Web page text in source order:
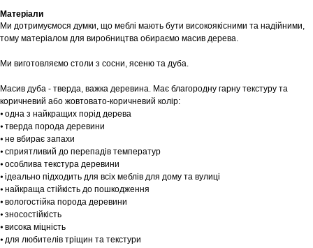
Матеріали
Ми дотримуємося думки, що меблі мають бути високоякісними та надійними,
тому матеріалом для виробництва обираємо масив дерева.
Ми виготовляємо столи з сосни, ясеню та дуба.
Масив дуба - тверда, важка деревина. Має благородну гарну текстуру та
коричневий або жовтовато-коричневий колір:
⦁ одна з найкращих порід дерева
⦁ тверда порода деревини
⦁ не вбирає запахи
⦁ сприятливий до перепадів температур
⦁ особлива текстура деревини
⦁ ідеально підходить для всіх меблів для дому та вулиці
⦁ найкраща стійкість до пошкодження
⦁ вологостійка порода деревини
⦁ зносостійкість
⦁ висока міцність
⦁ для любителів тріщин та текстури